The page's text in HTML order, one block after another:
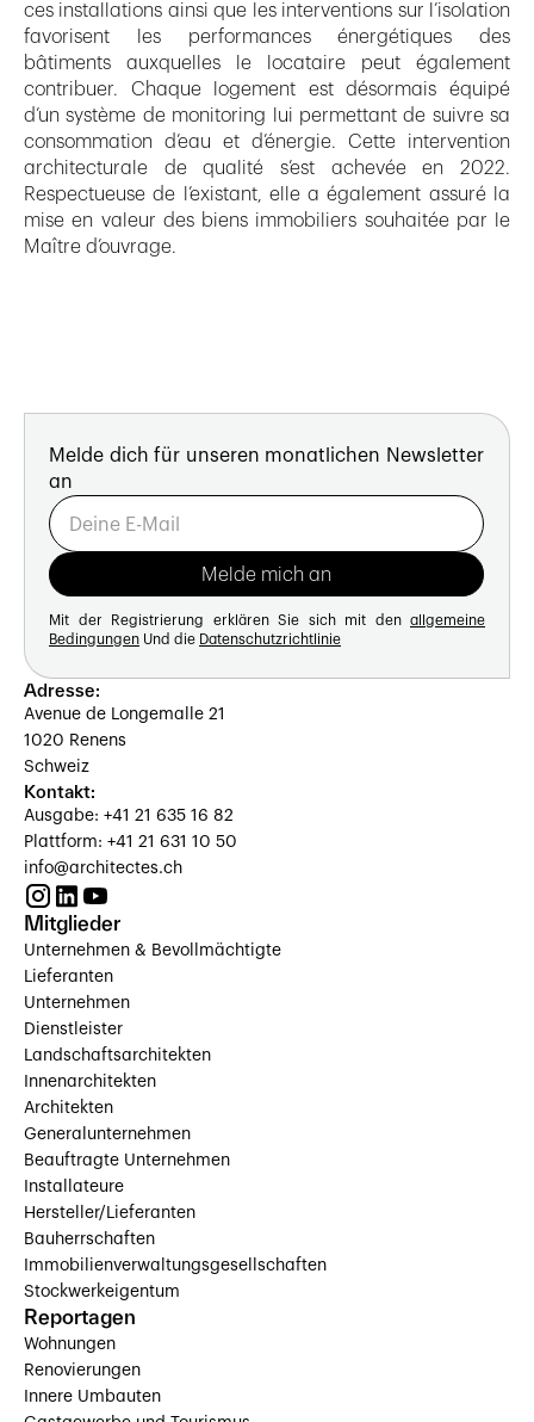
ces installations ainsi que les interventions sur l’isolation
favorisent les performances énergétiques des
bâtiments auxquelles le locataire peut également
contribuer. Chaque logement est désormais équipé
d’un système de monitoring lui permettant de suivre sa
consommation d’eau et d’énergie. Cette intervention
architecturale de qualité s’est achevée en 2022.
Respectueuse de l’existant, elle a également assuré la
mise en valeur des biens immobiliers souhaitée par le
Maître d’ouvrage.
Melde dich für unseren monatlichen Newsletter
an
Mit der Registrierung erklären Sie sich mit den allgemeine
Bedingungen Und die Datenschutzrichtlinie
Adresse:
Avenue de Longemalle 21
1020 Renens
Schweiz
Kontakt:
Ausgabe: +41 21 635 16 82
Plattform: +41 21 631 10 50
info@architectes.ch
Mitglieder
Unternehmen & Bevollmächtigte
Lieferanten
Unternehmen
Dienstleister
Landschaftsarchitekten
Innenarchitekten
Architekten
Generalunternehmen
Beauftragte Unternehmen
Installateure
Hersteller/Lieferanten
Bauherrschaften
Immobilienverwaltungsgesellschaften
Stockwerkeigentum
Reportagen
Wohnungen
Renovierungen
Innere Umbauten